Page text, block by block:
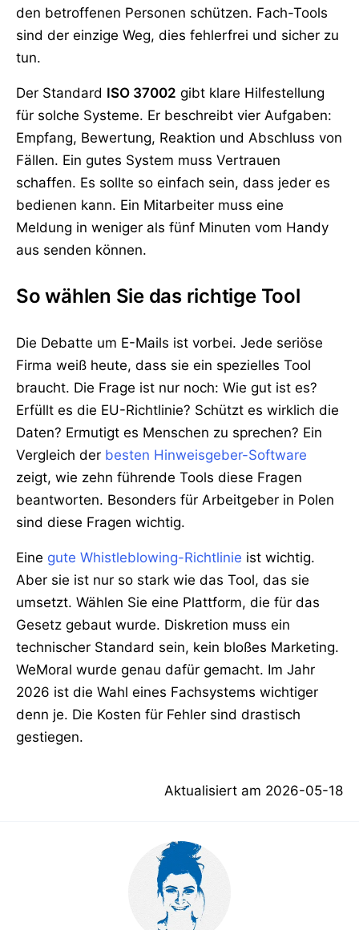
den betroffenen Personen schützen. Fach-Tools
sind der einzige Weg, dies fehlerfrei und sicher zu
tun.
Der Standard ISO 37002 gibt klare Hilfestellung
für solche Systeme. Er beschreibt vier Aufgaben:
Empfang, Bewertung, Reaktion und Abschluss von
Fällen. Ein gutes System muss Vertrauen
schaffen. Es sollte so einfach sein, dass jeder es
bedienen kann. Ein Mitarbeiter muss eine
Meldung in weniger als fünf Minuten vom Handy
aus senden können.
So wählen Sie das richtige Tool
Die Debatte um E-Mails ist vorbei. Jede seriöse
Firma weiß heute, dass sie ein spezielles Tool
braucht. Die Frage ist nur noch: Wie gut ist es?
Erfüllt es die EU-Richtlinie? Schützt es wirklich die
Daten? Ermutigt es Menschen zu sprechen? Ein
Vergleich der besten Hinweisgeber-Software
zeigt, wie zehn führende Tools diese Fragen
beantworten. Besonders für Arbeitgeber in Polen
sind diese Fragen wichtig.
Eine gute Whistleblowing-Richtlinie ist wichtig.
Aber sie ist nur so stark wie das Tool, das sie
umsetzt. Wählen Sie eine Plattform, die für das
Gesetz gebaut wurde. Diskretion muss ein
technischer Standard sein, kein bloßes Marketing.
WeMoral wurde genau dafür gemacht. Im Jahr
2026 ist die Wahl eines Fachsystems wichtiger
denn je. Die Kosten für Fehler sind drastisch
gestiegen.
Aktualisiert am 2026-05-18